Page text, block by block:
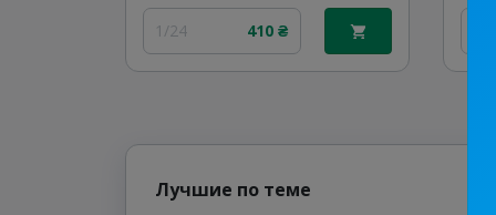
1/24 410 ₴
Лучшие по теме